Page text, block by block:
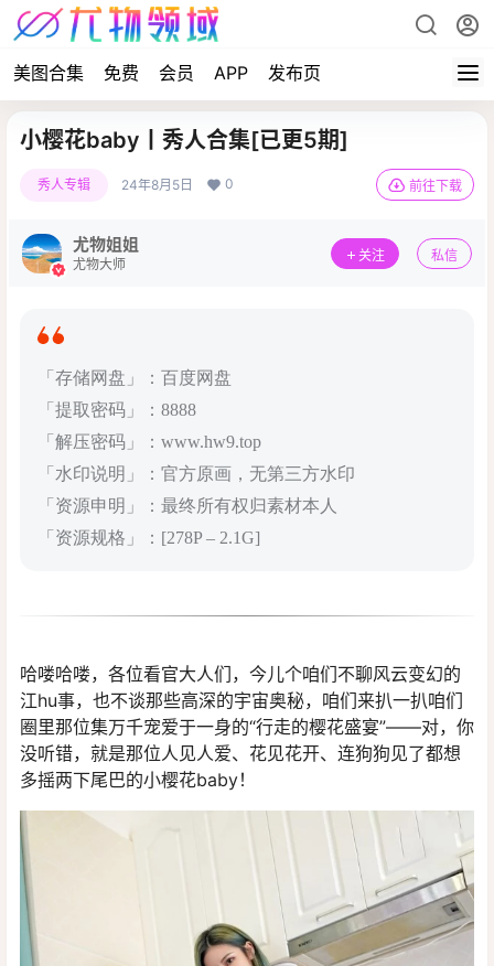
美图合集 免费 会员 APP 发布页
小樱花baby丨秀人合集[已更5期]
秀人专辑 24年8月5日 0 前往下载
尤物姐姐
尤物大师
关注 私信
「存储网盘」：百度网盘
「提取密码」：8888
「解压密码」：www.hw9.top
「水印说明」：官方原画，无第三方水印
「资源申明」：最终所有权归素材本人
「资源规格」：[278P – 2.1G]
哈喽哈喽，各位看官大人们，今儿个咱们不聊风云变幻的
江hu事，也不谈那些高深的宇宙奥秘，咱们来扒一扒咱们
圈里那位集万千宠爱于一身的“行走的樱花盛宴”——对，你
没听错，就是那位人见人爱、花见花开、连狗狗见了都想
多摇两下尾巴的小樱花baby！